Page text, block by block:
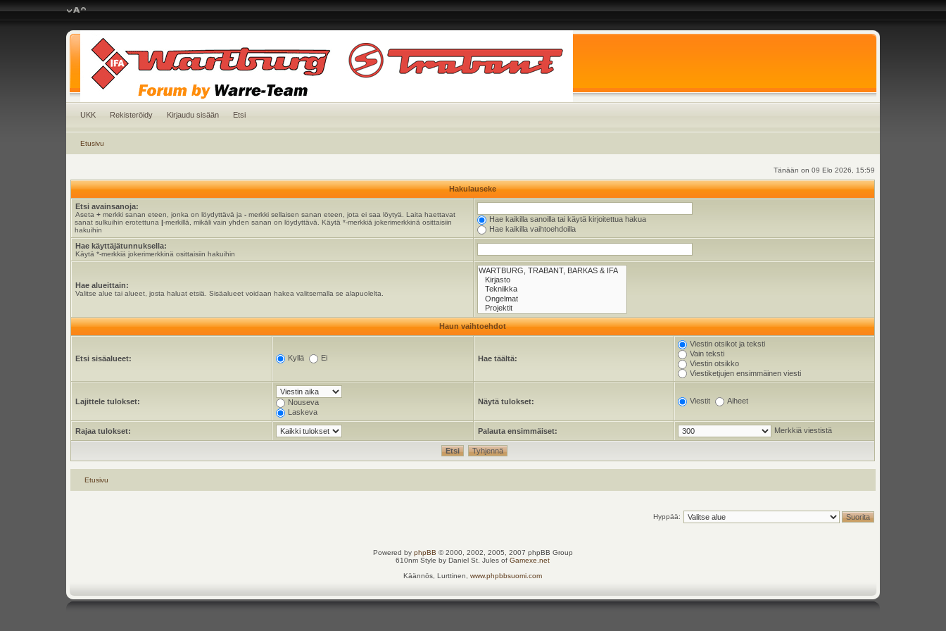
UKK Rekisteröidy Kirjaudu sisään Etsi
Etusivu
Tänään on 09 Elo 2026, 15:59
Hakulauseke
Etsi avainsanoja:
Aseta+ merkki sanan eteen, jonka on löydyttävä ja- merkki sellaisen sanan eteen, jota ei saa löytyä. Laita haettavat
sanat sulkuihin erotettuna|-merkillä, mikäli vain yhden sanan on löydyttävä. Käytä *-merkkiä jokerimerkkinä osittaisiin
hakuihin
Hae kaikilla sanoilla tai käytä kirjoitettua hakua
Hae kaikilla vaihtoehdoilla
Hae käyttäjätunnuksella:
Käytä *-merkkiä jokerimerkkinä osittaisiin hakuihin
Hae alueittain:
Valitse alue tai alueet, josta haluat etsiä. Sisäalueet voidaan hakea valitsemalla se alapuolelta.
Haun vaihtoehdot
Etsi sisäalueet: Kyllä Ei Hae täältä:
Viestin otsikot ja teksti
Vain teksti
Viestin otsikko
Viestiketjujen ensimmäinen viesti
Lajittele tulokset:
Nouseva
Laskeva
Näytä tulokset: Viestit Aiheet
Rajaa tulokset: Palauta ensimmäiset: Merkkiä viestistä
Etusivu
Hyppää:
Powered by phpBB © 2000, 2002, 2005, 2007 phpBB Group
610nm Style by Daniel St. Jules ofGamexe.net
Käännös, Lurttinen,www.phpbbsuomi.com